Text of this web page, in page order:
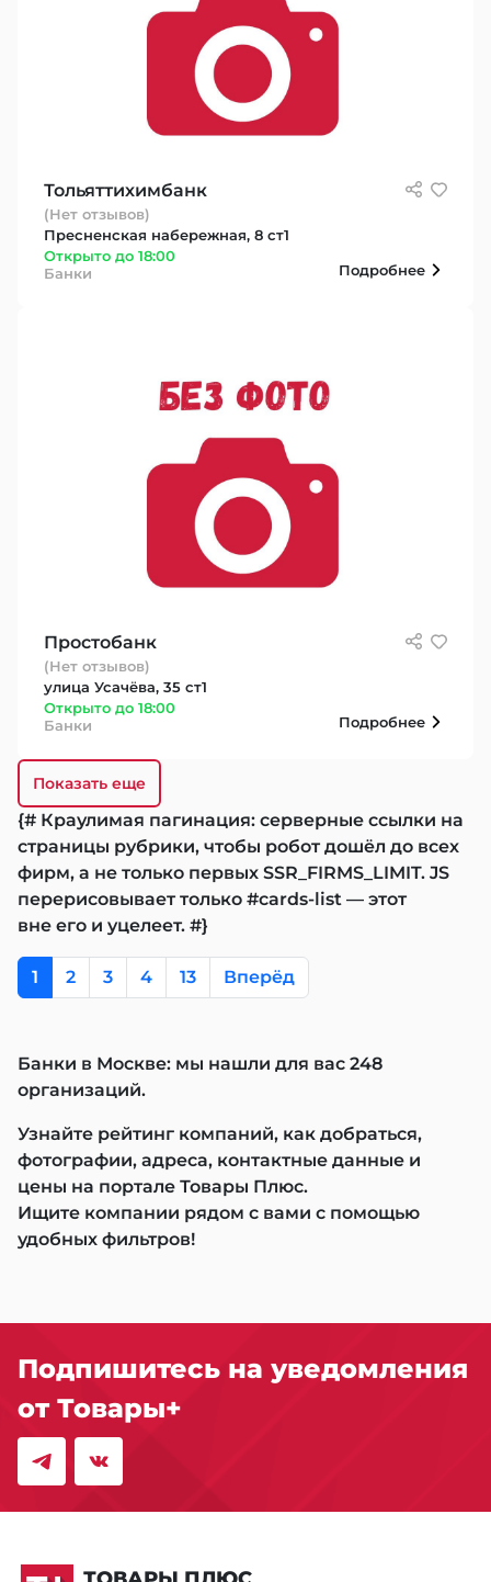
Тольяттихимбанк
(Нет отзывов)
Пресненская набережная, 8 ст1
Открыто до 18:00
Банки
Подробнее
Простобанк
(Нет отзывов)
улица Усачёва, 35 ст1
Открыто до 18:00
Банки
Подробнее
Показать еще
{# Краулимая пагинация: серверные ссылки на
страницы рубрики, чтобы робот дошёл до всех
фирм, а не только первых SSR_FIRMS_LIMIT. JS
перерисовывает только #cards-list — этот
вне его и уцелеет. #}
1 2 3 4 13 Вперёд
Банки в Москве: мы нашли для вас 248
организаций.
Узнайте рейтинг компаний, как добраться,
фотографии, адреса, контактные данные и
цены на портале Товары Плюс.
Ищите компании рядом с вами с помощью
удобных фильтров!
Подпишитесь на уведомления
от Товары+